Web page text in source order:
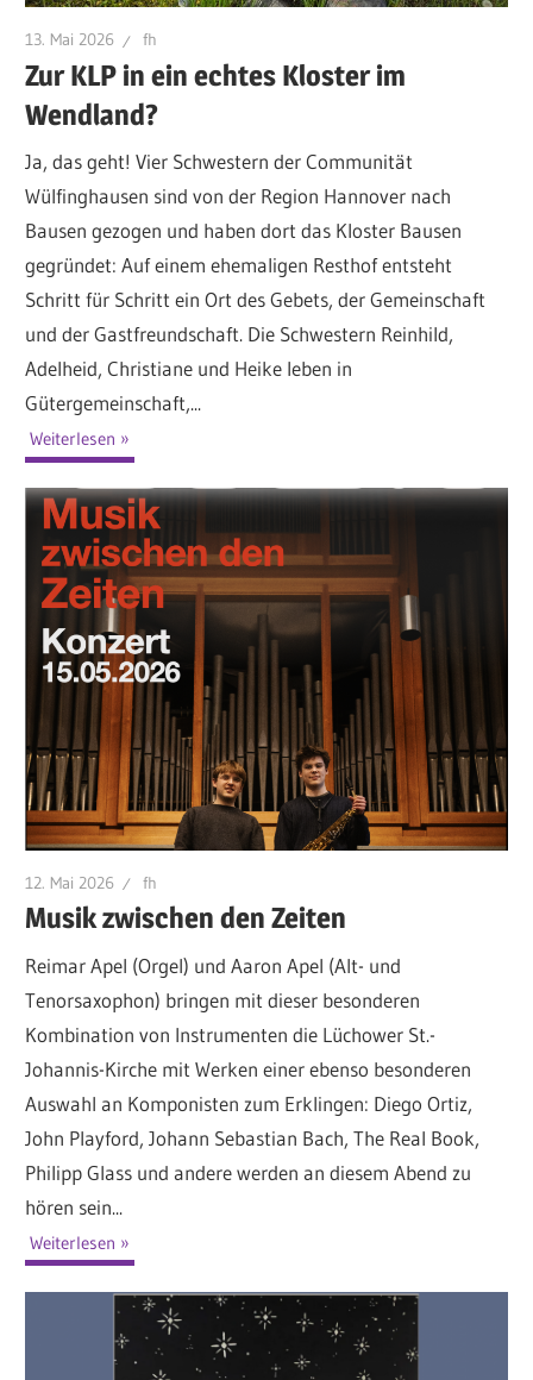
13. Mai 2026 fh
Zur KLP in ein echtes Kloster im
Wendland?
Ja, das geht! Vier Schwestern der Communität
Wülfinghausen sind von der Region Hannover nach
Bausen gezogen und haben dort das Kloster Bausen
gegründet: Auf einem ehemaligen Resthof entsteht
Schritt für Schritt ein Ort des Gebets, der Gemeinschaft
und der Gastfreundschaft. Die Schwestern Reinhild,
Adelheid, Christiane und Heike leben in
Gütergemeinschaft,...
Weiterlesen
12. Mai 2026 fh
Musik zwischen den Zeiten
Reimar Apel (Orgel) und Aaron Apel (Alt- und
Tenorsaxophon) bringen mit dieser besonderen
Kombination von Instrumenten die Lüchower St.-
Johannis-Kirche mit Werken einer ebenso besonderen
Auswahl an Komponisten zum Erklingen: Diego Ortiz,
John Playford, Johann Sebastian Bach, The Real Book,
Philipp Glass und andere werden an diesem Abend zu
hören sein...
Weiterlesen